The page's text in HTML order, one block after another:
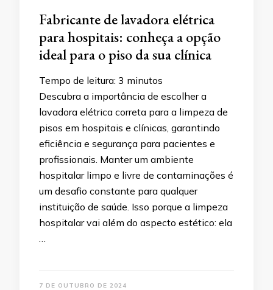
Fabricante de lavadora elétrica
para hospitais: conheça a opção
ideal para o piso da sua clínica
Tempo de leitura: 3 minutos
Descubra a importância de escolher a
lavadora elétrica correta para a limpeza de
pisos em hospitais e clínicas, garantindo
eficiência e segurança para pacientes e
profissionais. Manter um ambiente
hospitalar limpo e livre de contaminações é
um desafio constante para qualquer
instituição de saúde. Isso porque a limpeza
hospitalar vai além do aspecto estético: ela
…
7 DE OUTUBRO DE 2024